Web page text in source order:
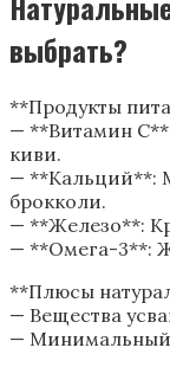
выбрать?
**Продукты
— **Витамин
киви.
— **Кальций**:
брокколи.
— **Железо**:
— **Омега-3**:
**Плюсы
— Вещества
— Минимальный